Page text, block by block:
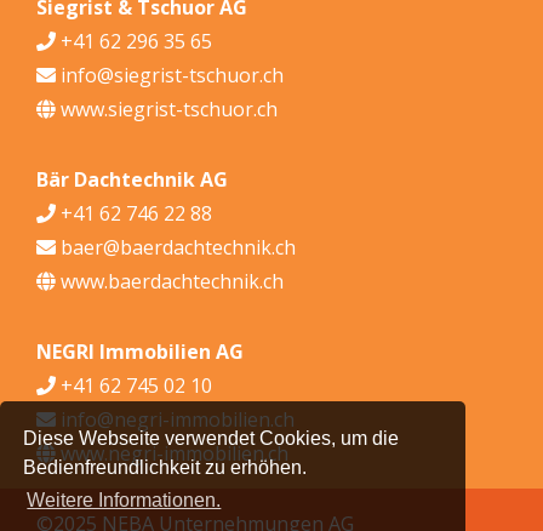
Diese Webseite verwendet Cookies, um die
Bedienfreundlichkeit zu erhöhen.
Weitere Informationen.
Siegrist & Tschuor AG
+41 62 296 35 65
info@siegrist-tschuor.ch
www.siegrist-tschuor.ch
Bär Dachtechnik AG
+41 62 746 22 88
baer@baerdachtechnik.ch
www.baerdachtechnik.ch
NEGRI Immobilien AG
+41 62 745 02 10
info@negri-immobilien.ch
www.negri-immobilien.ch
©2025 NEBA Unternehmungen AG